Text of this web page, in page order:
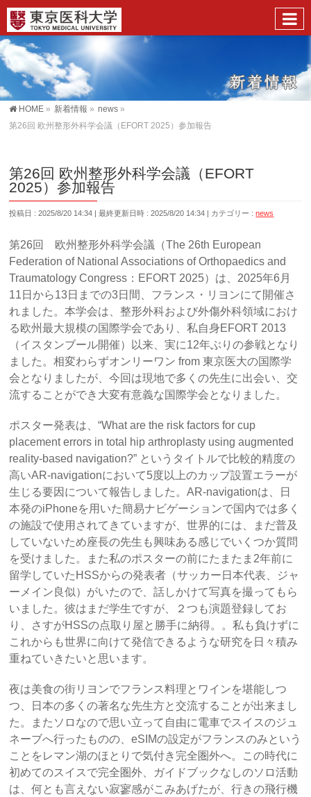
HOME » 新着情報 » news »
第26回 欧州整形外科学会議（EFORT 2025）参加報告
第26回 欧州整形外科学会議（EFORT
2025）参加報告
投稿日 : 2025/8/20 14:34 最終更新日時 : 2025/8/20 14:34 カテゴリー :news
第26回 欧州整形外科学会議（The 26th European
Federation of National Associations of Orthopaedics and
Traumatology Congress：EFORT 2025）は、2025年6月
11日から13日までの3日間、フランス・リヨンにて開催さ
れました。本学会は、整形外科および外傷外科領域におけ
る欧州最大規模の国際学会であり、私自身EFORT 2013
（イスタンブール開催）以来、実に12年ぶりの参戦となり
ました。相変わらずオンリーワン from 東京医大の国際学
会となりましたが、今回は現地で多くの先生に出会い、交
流することができ大変有意義な国際学会となりました。
ポスター発表は、“What are the risk factors for cup
placement errors in total hip arthroplasty using augmented
reality-based navigation?” というタイトルで比較的精度の
高いAR-navigationにおいて5度以上のカップ設置エラーが
生じる要因について報告しました。AR-navigationは、日
本発のiPhoneを用いた簡易ナビゲーションで国内では多く
の施設で使用されてきていますが、世界的には、まだ普及
していないため座長の先生も興味ある感じでいくつか質問
を受けました。また私のポスターの前にたまたま2年前に
留学していたHSSからの発表者（サッカー日本代表、ジャ
ーメイン良似）がいたので、話しかけて写真を撮ってもら
いました。彼はまだ学生ですが、２つも演題登録してお
り、さすがHSSの点取り屋と勝手に納得。。私も負けずに
これからも世界に向けて発信できるような研究を日々積み
重ねていきたいと思います。
夜は美食の街リヨンでフランス料理とワインを堪能しつ
つ、日本の多くの著名な先生方と交流することが出来まし
た。またソロなので思い立って自由に電車でスイスのジュ
ネーブへ行ったものの、eSIMの設定がフランスのみという
ことをレマン湖のほとりで気付き完全圏外へ。この時代に
初めてのスイスで完全圏外、ガイドブックなしのソロ活動
は、何とも言えない寂寥感がこみあげたが、行きの飛行機